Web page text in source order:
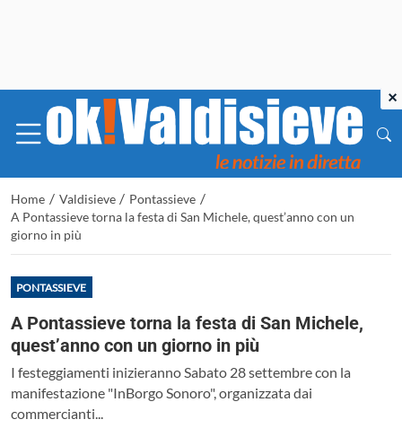
Home / Valdisieve / Pontassieve /
A Pontassieve torna la festa di San Michele, quest’anno con un
giorno in più
PONTASSIEVE
A Pontassieve torna la festa di San Michele,
quest’anno con un giorno in più
I festeggiamenti inizieranno Sabato 28 settembre con la
manifestazione "InBorgo Sonoro", organizzata dai
commercianti...
×